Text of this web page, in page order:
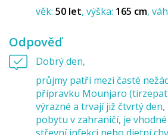
věk: 50 let výška: 165 cm
Odpověď
Dobrý den,
průjmy patří mezi časté
přípravku Mounjaro
výrazné a trvají již čtvrtý den,
pobytu v zahraničí, je